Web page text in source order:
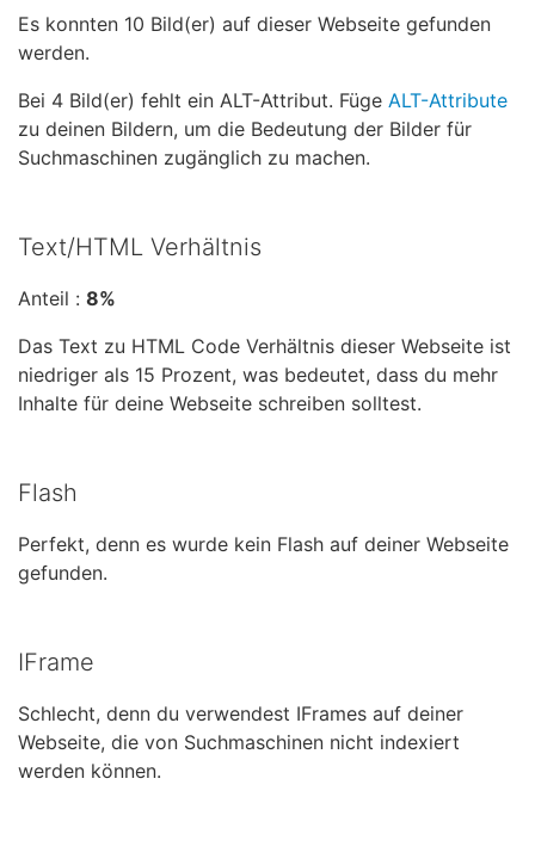
Es konnten 10 Bild(er) auf dieser Webseite gefunden
werden.
Bei 4 Bild(er) fehlt ein ALT-Attribut. Füge ALT-Attribute
zu deinen Bildern, um die Bedeutung der Bilder für
Suchmaschinen zugänglich zu machen.
Text/HTML Verhältnis
Anteil : 8%
Das Text zu HTML Code Verhältnis dieser Webseite ist
niedriger als 15 Prozent, was bedeutet, dass du mehr
Inhalte für deine Webseite schreiben solltest.
Flash
Perfekt, denn es wurde kein Flash auf deiner Webseite
gefunden.
IFrame
Schlecht, denn du verwendest IFrames auf deiner
Webseite, die von Suchmaschinen nicht indexiert
werden können.